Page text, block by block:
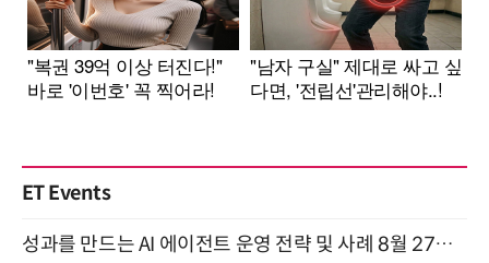
ET Events
성과를 만드는 AI 에이전트 운영 전략 및 사례 8월 27일 개최